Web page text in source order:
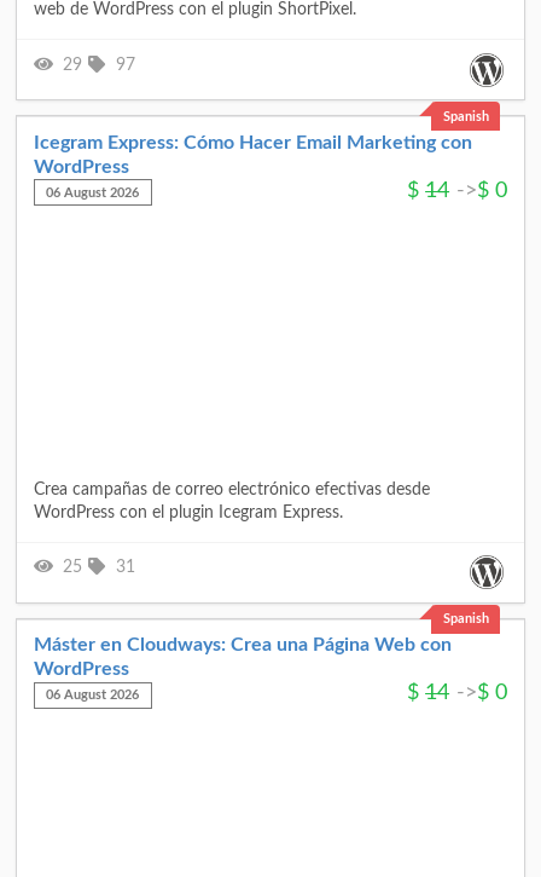
web de WordPress con el plugin ShortPixel.
29 97
Spanish
Icegram Express: Cómo Hacer Email Marketing con
WordPress
06 August 2026 $ 14 ->$ 0
Crea campañas de correo electrónico efectivas desde
WordPress con el plugin Icegram Express.
25 31
Spanish
Máster en Cloudways: Crea una Página Web con
WordPress
06 August 2026 $ 14 ->$ 0